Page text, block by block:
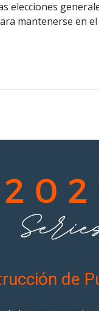
elecciones
mantenerse en
de